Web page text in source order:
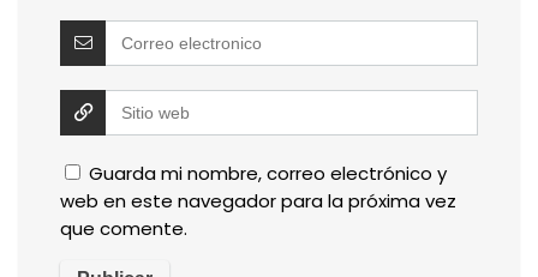
Guarda mi nombre, correo electrónico y
web en este navegador para la próxima vez
que comente.